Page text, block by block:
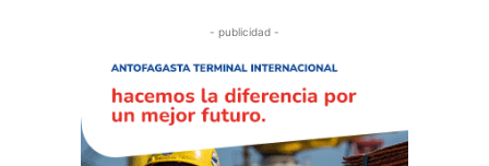
- publicidad -